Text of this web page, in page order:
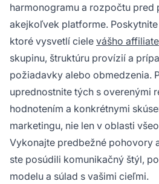
harmonogramu a rozpočtu pred
akejkoľvek platforme.
ktoré vysvetlí ciele vášho affiliate
skupinu, štruktúru provízií a
požiadavky alebo obmedzenia.
uprednostnite tých s overenými
hodnotením a konkrétnymi
marketingu, nie len v oblasti
Vykonajte predbežné pohovory
ste posúdili komunikačný štýl,
modelu a súlad s vašimi cieľmi.